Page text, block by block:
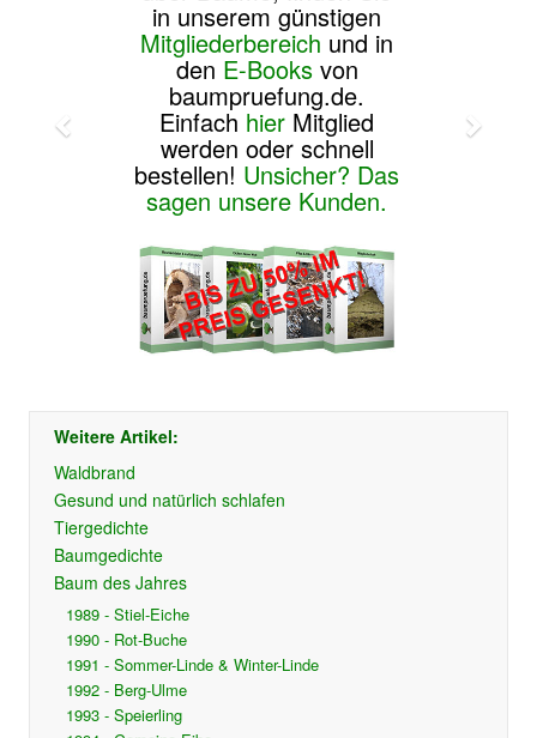
in unserem günstigen
Mitgliederbereich und in
den E-Booksvon
baumpruefung.de.
Einfach hier Mitglied
werden oder schnell
bestellen! Unsicher? Das
sagen unsere Kunden.
Weitere Artikel:
Waldbrand
Gesund und natürlich schlafen
Tiergedichte
Baumgedichte
Baum des Jahres
1989 - Stiel-Eiche
1990 - Rot-Buche
1991 - Sommer-Linde & Winter-Linde
1992 - Berg-Ulme
1993 - Speierling